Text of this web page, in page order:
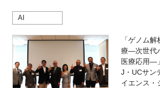
AI
「ゲノム
療―次世代
医療応用―
J・UCサン
イエンス・